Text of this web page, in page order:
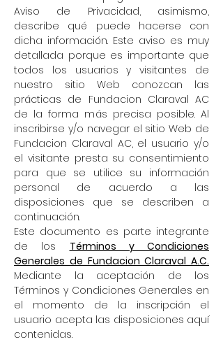
Aviso de Privacidad, asimismo,
describe qué puede hacerse con
dicha información. Este aviso es muy
detallada porque es importante que
todos los usuarios y visitantes de
nuestro sitio Web conozcan las
prácticas de Fundacion Claraval AC
de la forma más precisa posible. Al
inscribirse y/o navegar el sitio Web de
Fundacion Claraval AC, el usuario y/o
el visitante presta su consentimiento
para que se utilice su información
personal de acuerdo a las
disposiciones que se describen a
continuación.
Este documento es parte integrante
de los Términos y Condiciones
Generales de Fundacion Claraval A.C.
Mediante la aceptación de los
Términos y Condiciones Generales en
el momento de la inscripción el
usuario acepta las disposiciones aquí
contenidas.